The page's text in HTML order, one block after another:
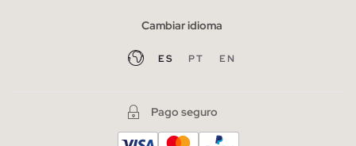
Cambiar idioma
ES PT EN
Pago seguro